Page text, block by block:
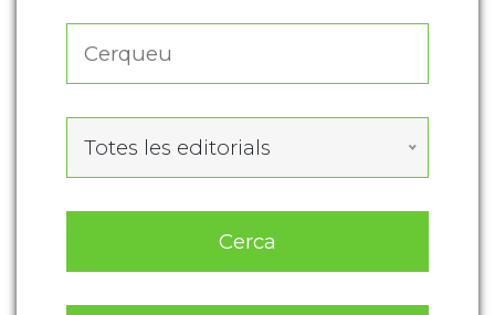
Totes les editorials
Cerca